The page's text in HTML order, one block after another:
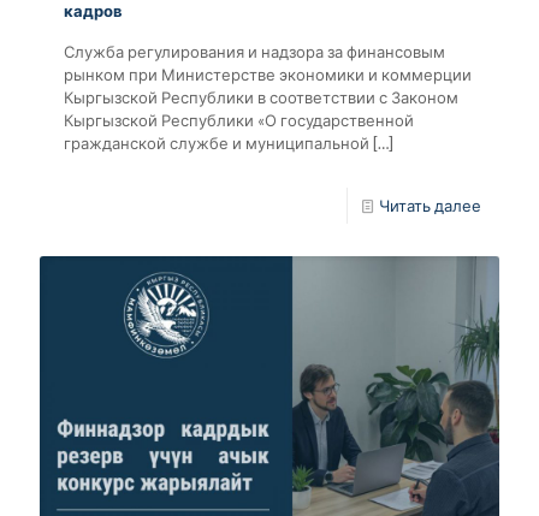
кадров
Служба регулирования и надзора за финансовым
рынком при Министерстве экономики и коммерции
Кыргызской Республики в соответствии с Законом
Кыргызской Республики «О государственной
гражданской службе и муниципальной […]
Читать далее